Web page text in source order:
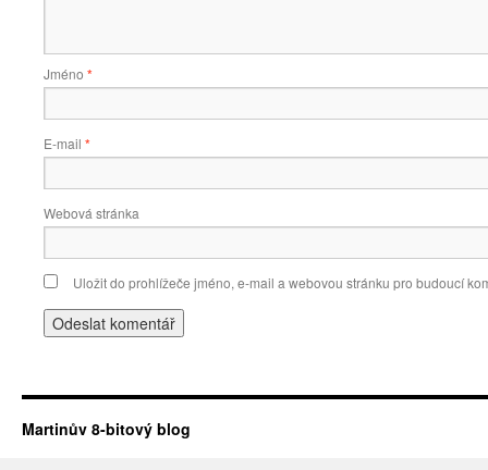
Jméno *
E-mail *
Webová stránka
Uložit do prohlížeče jméno, e-mail a webovou stránku pro budoucí
Martinův 8-bitový blog